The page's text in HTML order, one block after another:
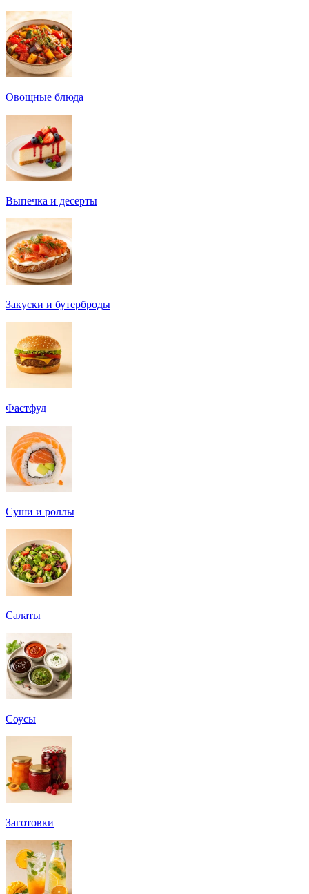
Овощные блюда
Выпечка и десерты
Закуски и бутерброды
Фастфуд
Суши и роллы
Салаты
Соусы
Заготовки